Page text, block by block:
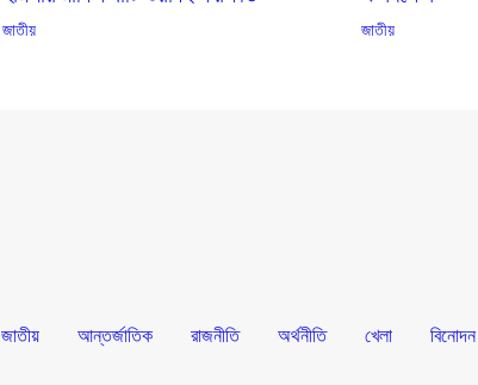
জাতীয় জাতীয়
জাতীয় আন্তর্জাতিক রাজনীতি অর্থনীতি খেলা বিনোদন